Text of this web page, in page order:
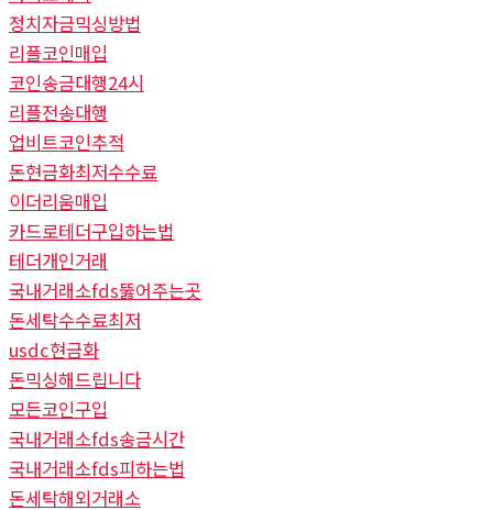
정치자금믹싱방법
리플코인매입
코인송금대행24시
리플전송대행
업비트코인추적
돈현금화최저수수료
이더리움매입
카드로테더구입하는법
테더개인거래
국내거래소fds뚫어주는곳
돈세탁수수료최저
usdc현금화
돈믹싱해드립니다
모든코인구입
국내거래소fds송금시간
국내거래소fds피하는법
돈세탁해외거래소